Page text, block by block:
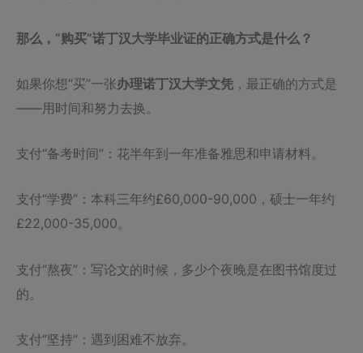
那么，“购买”诺丁汉大学毕业证的正确方式是什么？
如果你想“买”一张办理诺丁汉大学文凭 ，最正确的方式是
——用时间和努力去换。
支付“备考时间”：花半年到一年准备雅思和申请材料。
支付“学费”：本科三年约£60,000-90,000，硕士一年约
£22,000-35,000。
支付“熬夜”：写论文的时候，多少个夜晚是在图书馆度过
的。
支付“坚持”：遇到困难不放弃。